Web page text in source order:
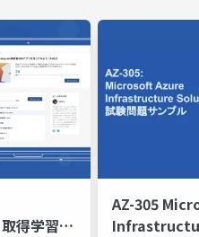
得学習会
AZ-305